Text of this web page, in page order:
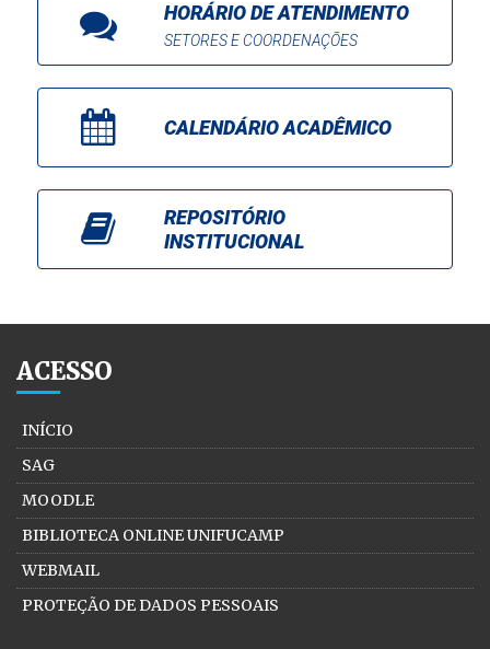
HORÁRIO DE ATENDIMENTO
SETORES E COORDENAÇÕES
CALENDÁRIO ACADÊMICO
REPOSITÓRIO
INSTITUCIONAL
ACESSO
INÍCIO
SAG
MOODLE
BIBLIOTECA ONLINE UNIFUCAMP
WEBMAIL
PROTEÇÃO DE DADOS PESSOAIS